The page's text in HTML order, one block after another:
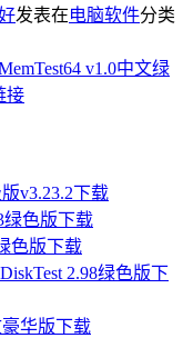
发表在电脑软件分类
v1.0中文绿
接
v3.23.2下载
绿色版下载
色版下载
2.98绿色版下
华版下载